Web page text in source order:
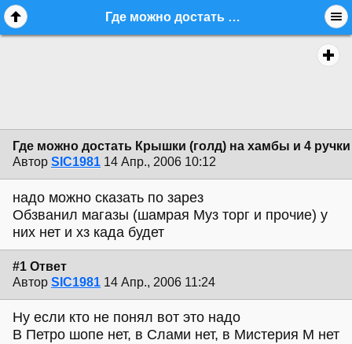
Где можно достать Крышки (голд) на хамбы и 4 ручки на поцы к ЛП?? - equipment.flame - Форум гитаристов
Где можно достать Крышки (голд) на хамбы и 4
Автор SIC1981 14 Апр., 2006 10:12
надо можно сказать по зарез
Обзванил магазы (шамрая Муз торг и прочие) у
них нет и хз када будет
#1 Ответ
Автор SIC1981 14 Апр., 2006 11:24
Ну если кто не понял вот это надо
В Петро шопе нет, в Слами нет, в Мистерия М нет